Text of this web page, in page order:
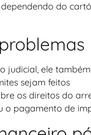
do
judicial, ele
sejam feitos
os direitos do
o pagamento de